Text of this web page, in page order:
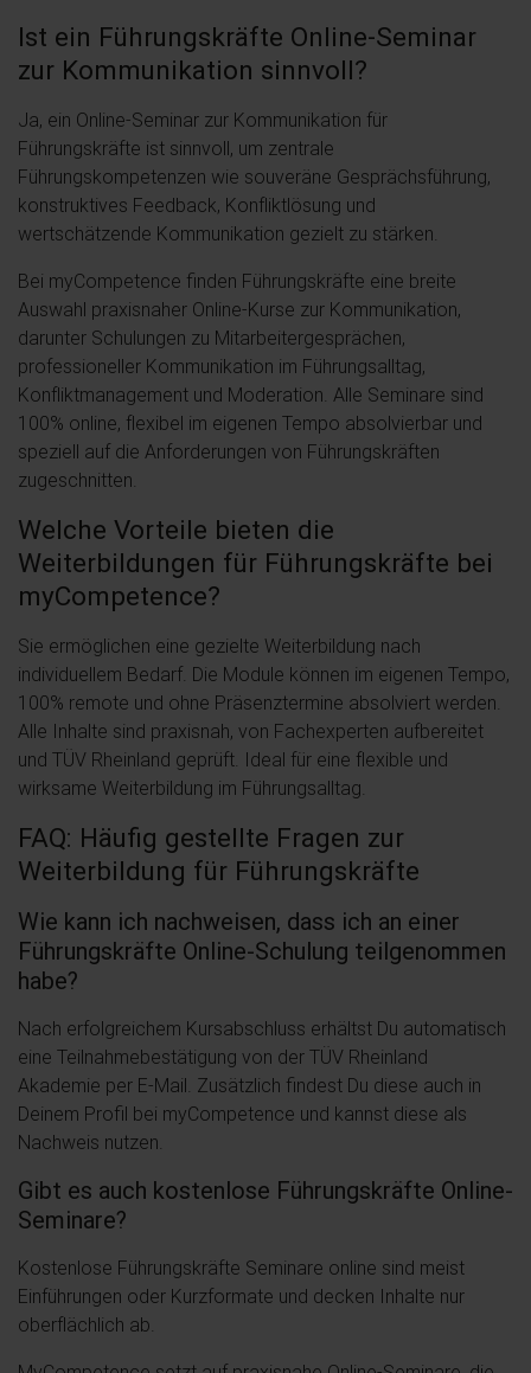
Ist ein Führungskräfte Online-Seminar
zur Kommunikation sinnvoll?
Ja, ein Online-Seminar zur Kommunikation für
Führungskräfte ist sinnvoll, um zentrale
Führungskompetenzen wie souveräne Gesprächsführung,
konstruktives Feedback, Konfliktlösung und
wertschätzende Kommunikation gezielt zu stärken.
Bei myCompetence finden Führungskräfte eine breite
Auswahl praxisnaher Online-Kurse zur Kommunikation,
darunter Schulungen zu Mitarbeitergesprächen,
professioneller Kommunikation im Führungsalltag,
Konfliktmanagement und Moderation. Alle Seminare sind
100% online, flexibel im eigenen Tempo absolvierbar und
speziell auf die Anforderungen von Führungskräften
zugeschnitten.
Welche Vorteile bieten die
Weiterbildungen für Führungskräfte bei
myCompetence?
Sie ermöglichen eine gezielte Weiterbildung nach
individuellem Bedarf. Die Module können im eigenen Tempo,
100% remote und ohne Präsenztermine absolviert werden.
Alle Inhalte sind praxisnah, von Fachexperten aufbereitet
und TÜV Rheinland geprüft. Ideal für eine flexible und
wirksame Weiterbildung im Führungsalltag.
FAQ: Häufig gestellte Fragen zur
Weiterbildung für Führungskräfte
Wie kann ich nachweisen, dass ich an einer
Führungskräfte Online-Schulung teilgenommen
habe?
Nach erfolgreichem Kursabschluss erhältst Du automatisch
eine Teilnahmebestätigung von der TÜV Rheinland
Akademie per E-Mail. Zusätzlich findest Du diese auch in
Deinem Profil bei myCompetence und kannst diese als
Nachweis nutzen.
Gibt es auch kostenlose Führungskräfte Online-
Seminare?
Kostenlose Führungskräfte Seminare online sind meist
Einführungen oder Kurzformate und decken Inhalte nur
oberflächlich ab.